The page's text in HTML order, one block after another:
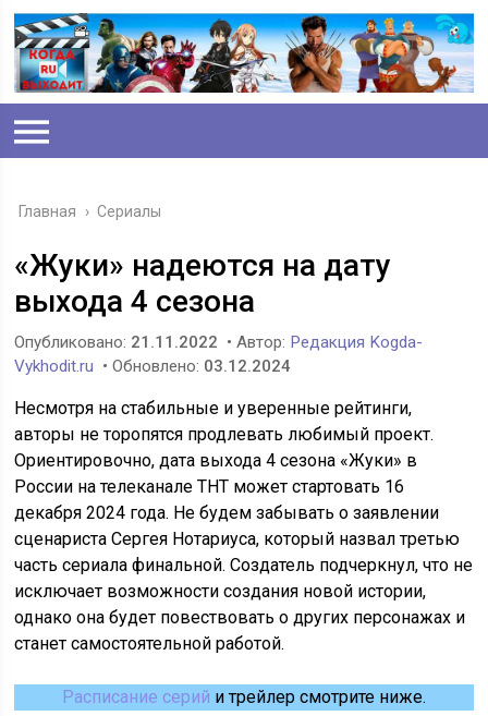
Главная › Сериалы
«Жуки» надеются на дату
выхода 4 сезона
Опубликовано: 21.11.2022 • Автор: Редакция Kogda-
Vykhodit.ru • Обновлено: 03.12.2024
Несмотря на стабильные и уверенные рейтинги,
авторы не торопятся продлевать любимый проект.
Ориентировочно, дата выхода 4 сезона «Жуки» в
России на телеканале ТНТ может стартовать 16
декабря 2024 года. Не будем забывать о заявлении
сценариста Сергея Нотариуса, который назвал третью
часть сериала финальной. Создатель подчеркнул, что не
исключает возможности создания новой истории,
однако она будет повествовать о других персонажах и
станет самостоятельной работой.
Расписание серий и трейлер смотрите ниже.